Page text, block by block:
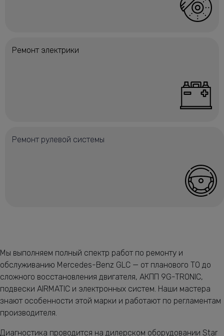
Ремонт электрики
Ремонт рулевой системы
Мы выполняем полный спектр работ по ремонту и
обслуживанию Mercedes-Benz GLC — от планового ТО до
сложного восстановления двигателя, АКПП 9G-TRONIC,
подвески AIRMATIC и электронных систем. Наши мастера
знают особенности этой марки и работают по регламентам
производителя.
Диагностика проводится на дилерском оборудовании Star